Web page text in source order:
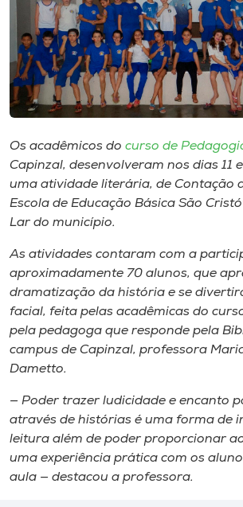
Rádio
Museu
Unoesc
Store
Selecione
Os acadêmicos do curso de
Capinzal, desenvolveram nos dias 11
uma atividade literária, de Contação
Escola de Educação Básica São
Lar do município.
As atividades contaram com a
aproximadamente 70 alunos, que
dramatização da história e se
facial, feita pelas acadêmicas do
pela pedagoga que responde pela
campus de Capinzal, professora
Dametto.
— Poder trazer ludicidade e encanto
através de histórias é uma forma de
leitura além de poder proporcionar
uma experiência prática com os
aula — destacou a professora.